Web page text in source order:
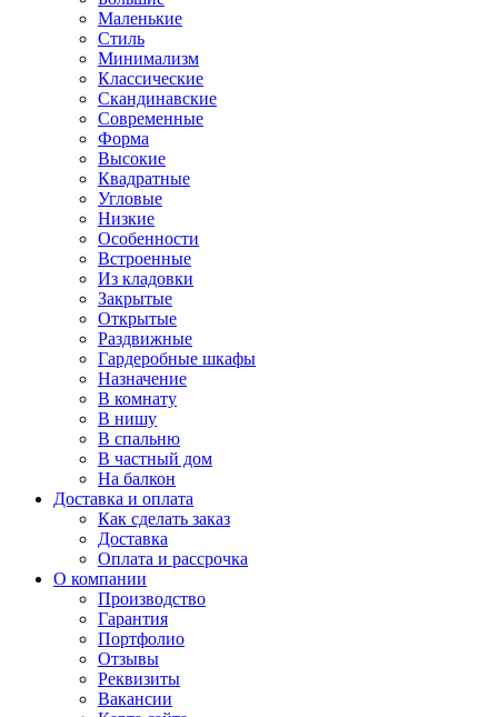
Маленькие
Стиль
Минимализм
Классические
Скандинавские
Современные
Форма
Высокие
Квадратные
Угловые
Низкие
Особенности
Встроенные
Из кладовки
Закрытые
Открытые
Раздвижные
Гардеробные шкафы
Назначение
В комнату
В нишу
В спальню
В частный дом
На балкон
Доставка и оплата
Как сделать заказ
Доставка
Оплата и рассрочка
О компании
Производство
Гарантия
Портфолио
Отзывы
Реквизиты
Вакансии